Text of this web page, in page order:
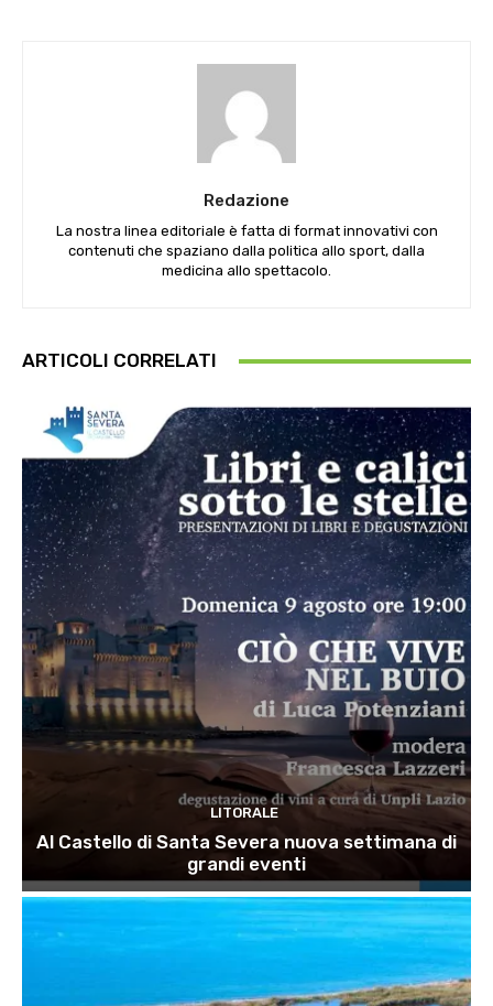
Redazione
La nostra linea editoriale è fatta di format innovativi con
contenuti che spaziano dalla politica allo sport, dalla
medicina allo spettacolo.
ARTICOLI CORRELATI
LITORALE
Al Castello di Santa Severa nuova settimana di
grandi eventi